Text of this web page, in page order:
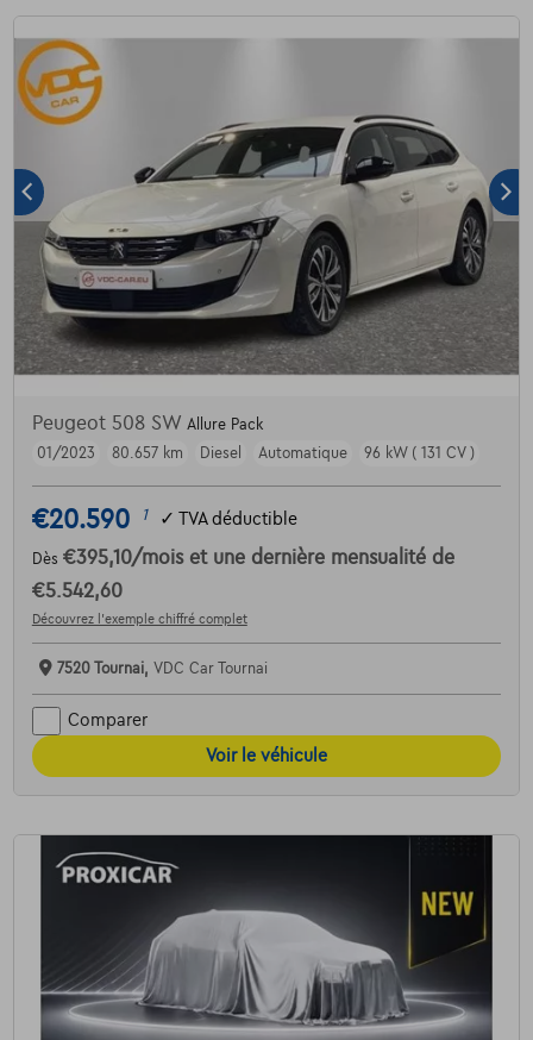
Peugeot 508 SW Allure Pack
01/2023
80.657 km Diesel Automatique 96 kW ( 131 CV )
€20.590 1 ✓ TVA déductible
Dès €395,10/mois et une dernière mensualité de
€5.542,60
Découvrez l’exemple chiffré complet
7520 Tournai, VDC Car Tournai
Comparer
Voir le véhicule